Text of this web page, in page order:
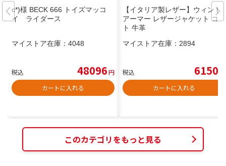
c*)様 BECK 666 トイズマッコ
イ ライダース
マイストア在庫： 4048
税込 48096円
カートに入れる
【イタリア製レザー】ウィンド
アーマー レザージャケット コー
ト 牛革
マイストア在庫： 2894
税込 6150
カートに入れる
このカテゴリをもっと見る